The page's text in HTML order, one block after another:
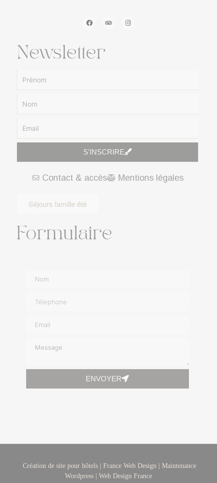
Newsletter
S'INSCRIRE
n
a
Contact & accès Mentions légales
Séjours famille été
Formulaire
ENVOYER
r
a
Création de site pour hôtels | France Web Design | Maintenance
Wordpress | Web Design France